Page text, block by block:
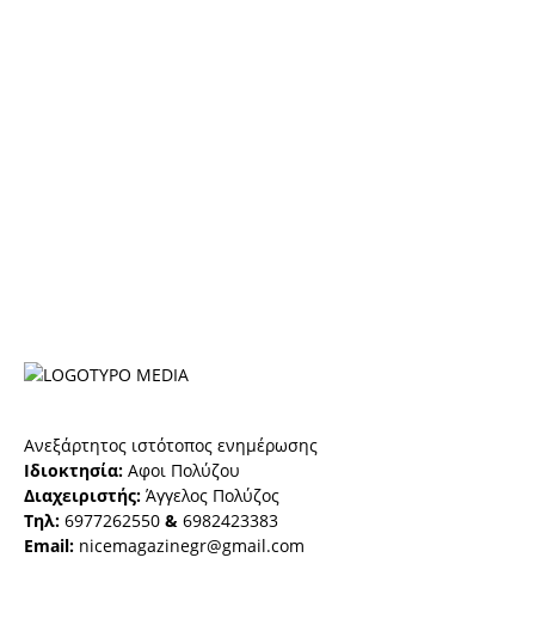
Ανεξάρτητος ιστότοπος ενημέρωσης
Ιδιοκτησία: Αφοι Πολύζου
Διαχειριστής: Άγγελος Πολύζος
Τηλ: 6977262550 & 6982423383
Email: nicemagazinegr@gmail.com